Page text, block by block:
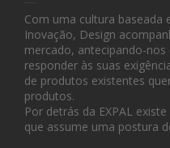
Com uma cultura baseada
Inovação, Design
mercado, antecipando-
responder às suas
de produtos existentes
produtos.
Por detrás da EXPAL
que assume uma postura